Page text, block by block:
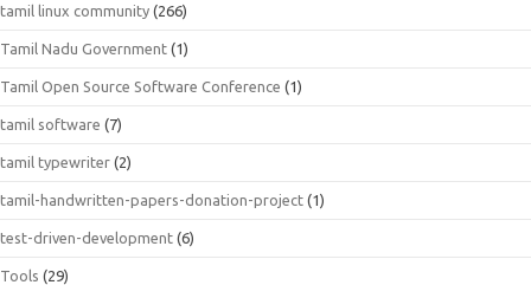
tamil linux community (266)
Tamil Nadu Government (1)
Tamil Open Source Software Conference (1)
tamil software (7)
tamil typewriter (2)
tamil-handwritten-papers-donation-project (1)
test-driven-development (6)
Tools (29)